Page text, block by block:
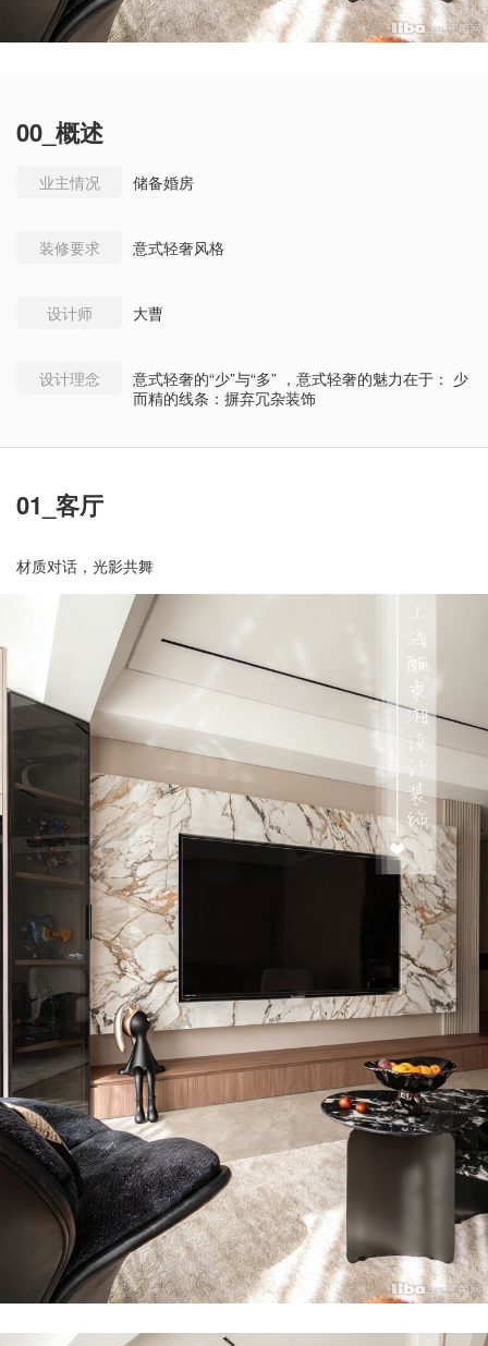
00_概述
业主情况 储备婚房
装修要求 意式轻奢风格
设计师 大曹
设计理念
意式轻奢的“少”与“多” ，意式轻奢的魅力在于： 少
而精的线条：摒弃冗杂装饰
01_客厅
材质对话，光影共舞